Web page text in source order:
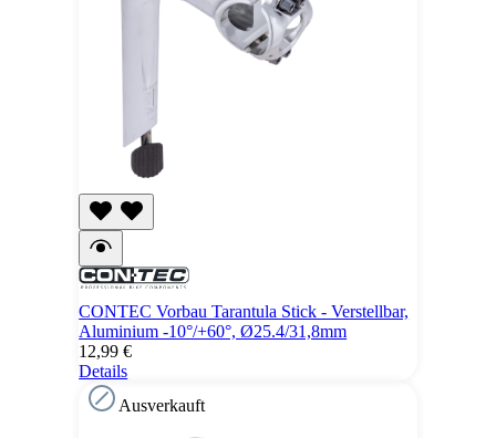
CONTEC Vorbau Tarantula Stick - Verstellbar,
Aluminium -10°/+60°, Ø25.4/31,8mm
12,99 €
Details
Ausverkauft